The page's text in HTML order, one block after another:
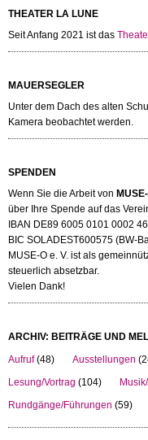
THEATER LA LUNE
Seit Anfang 2021 ist das
MAUERSEGLER
Unter dem Dach des alten
Kamera beobachtet werden.
SPENDEN
Wenn Sie die Arbeit von
über Ihre Spende auf das
IBAN DE89 6005 0101 0002
BIC SOLADEST600575 (BW-
MUSE-O e. V. ist als
steuerlich absetzbar.
Vielen Dank!
ARCHIV: BEITRÄGE UND
Aufruf(48) Ausstellungen
Lesung/Vortrag (104)
Rundgänge/Führungen (59)